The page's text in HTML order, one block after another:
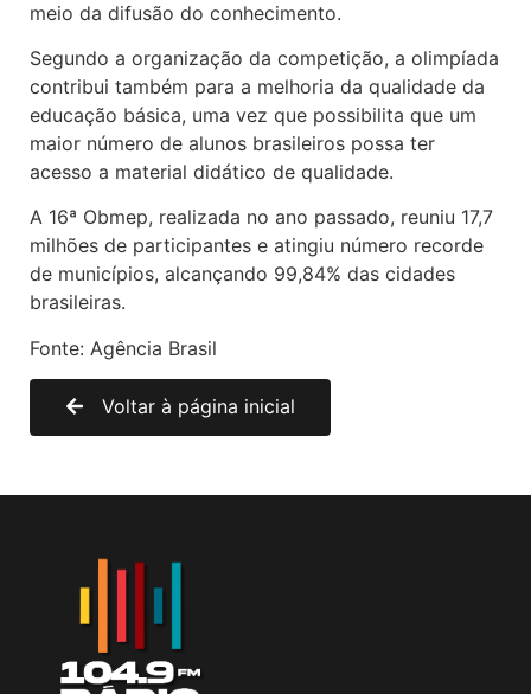
meio da difusão do conhecimento.
Segundo a organização da competição, a olimpíada
contribui também para a melhoria da qualidade da
educação básica, uma vez que possibilita que um
maior número de alunos brasileiros possa ter
acesso a material didático de qualidade.
A 16ª Obmep, realizada no ano passado, reuniu 17,7
milhões de participantes e atingiu número recorde
de municípios, alcançando 99,84% das cidades
brasileiras.
Fonte: Agência Brasil
Voltar à página inicial